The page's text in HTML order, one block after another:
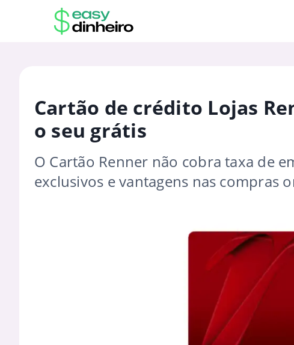
Cartão de crédito Lojas
o seu grátis
O Cartão Renner não cobra taxa de
exclusivos e vantagens nas compras